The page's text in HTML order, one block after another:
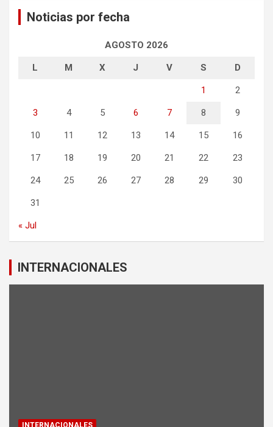
Noticias por fecha
AGOSTO 2026
L M X J V S D
1 2
3 4 5 6 7 8 9
10 11 12 13 14 15 16
17 18 19 20 21 22 23
24 25 26 27 28 29 30
31
« Jul
INTERNACIONALES
INTERNACIONALES